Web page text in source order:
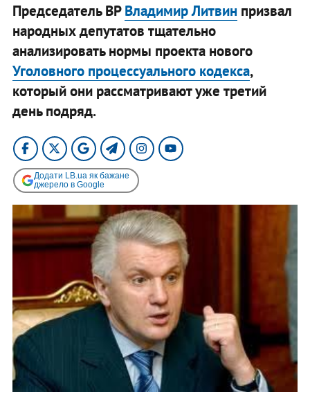
Председатель ВРВладимир Литвин призвал
народных депутатов тщательно
анализировать нормы проекта нового
Уголовного процессуального кодекса,
который они рассматривают уже третий
день подряд.
Додати LB.ua як бажане
джерело в Google